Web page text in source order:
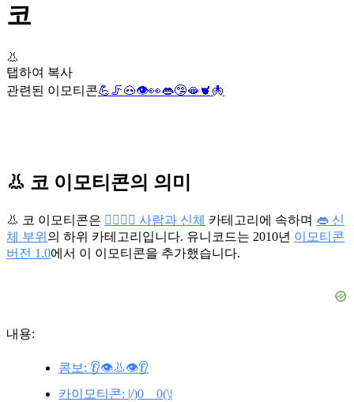
코
👃
탭하여 복사
관련된 이모티콘💪🦵🐽👁️👀👄🤥🫦 🫀 🫁
👃 코 이모티콘의 의미
👃 코 이모티콘은 👩‍❤️‍💋‍👨 사람과 신체 카테고리에 속하며 👄 신
체 부위 의 하위 카테고리입니다. 유니코드는 2010년 이모티콘
버전 1.0에서 이 이모티콘을 추가했습니다.
내용:
콤보: 👂👁️👃👁️👂
카이모티콘: |/)0__0(\|